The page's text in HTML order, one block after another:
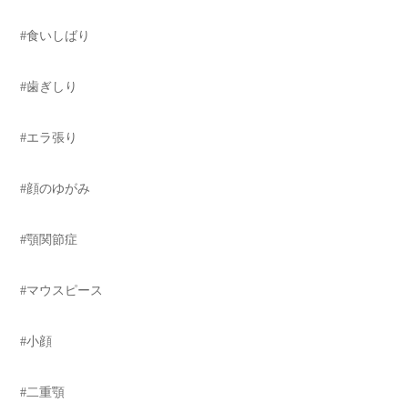
#食いしばり
#歯ぎしり
#エラ張り
#顔のゆがみ
#顎関節症
#マウスピース
#小顔
#二重顎